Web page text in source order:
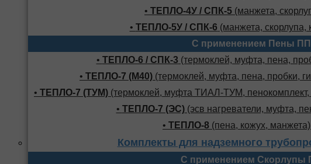
• ТЕПЛО-4У / СПК-5 (манжета,
• ТЕПЛО-5У / СПК-6 (манжета, скорлупа,
С применением Пены
• ТЕПЛО-6 / СПК-3 (термоклей, муфта, пена,
• ТЕПЛО-7 (М40) (термоклей, муфта, пена, пробки,
• ТЕПЛО-7 (ТУМ) (термоклей, муфта ТИАЛ-ТУМ, пенокомплект,
• ТЕПЛО-7 (ЭС)(эсв нагреватели, муфта,
• ТЕПЛО-8 (пена, кожух, манжета)
Комплекты для надземного
С применением Скорлупы